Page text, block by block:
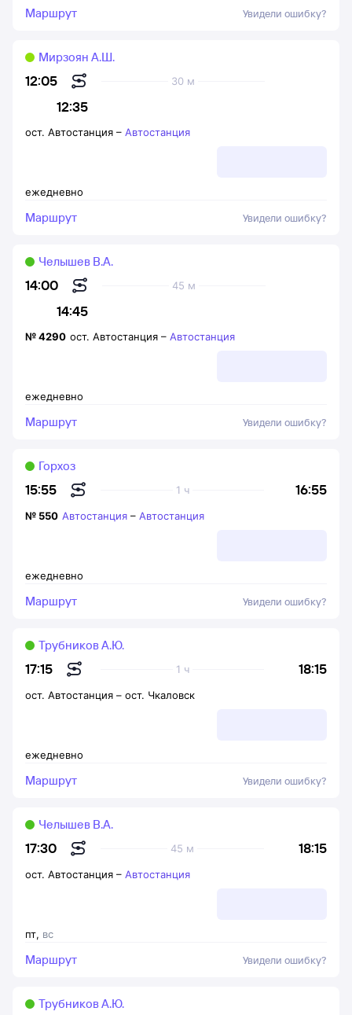
Маршрут Увидели ошибку?
12:05
12:35
30 м
Мирзоян А.Ш.
ежедневно
ост. Автостанция – Автостанция
Маршрут Увидели ошибку?
14:00
14:45
45 м
Челышев В.А.
ежедневно
№4290 ост. Автостанция – Автостанция
Маршрут Увидели ошибку?
15:55 16:55
1 ч
Горхоз
ежедневно
№ 550 Автостанция – Автостанция
Маршрут Увидели ошибку?
17:15 18:15
1 ч
Трубников А.Ю.
ежедневно
ост. Автостанция – ост. Чкаловск
Маршрут Увидели ошибку?
17:30 18:15
45 м
Челышев В.А.
пт, вс
ост. Автостанция – Автостанция
Маршрут Увидели ошибку?
Трубников А.Ю.